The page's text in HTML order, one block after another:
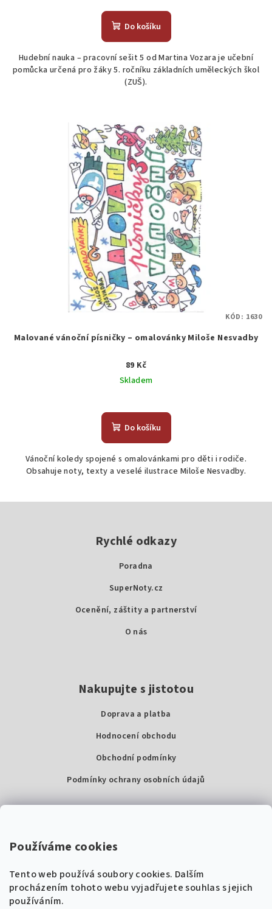
Používáme cookies
Tento web používá soubory cookies. Dalším
procházením tohoto webu vyjadřujete souhlas s jejich
používáním.
Do košíku
Hudební nauka – pracovní sešit 5 od Martina Vozara je učební
pomůcka určená pro žáky 5. ročníku základních uměleckých škol
(ZUŠ).
Malované vánoční písničky – omalovánky Miloše Nesvadby
89 Kč
Skladem
Do košíku
Vánoční koledy spojené s omalovánkami pro děti i rodiče.
Obsahuje noty, texty a veselé ilustrace Miloše Nesvadby.
KÓD: 1630
Rychlé odkazy
Poradna
SuperNoty.cz
Ocenění, záštity a partnerství
O nás
Nakupujte s jistotou
Doprava a platba
Hodnocení obchodu
Obchodní podmínky
Podmínky ochrany osobních údajů
Super Noty, s.r.o.
IČ: 04568672